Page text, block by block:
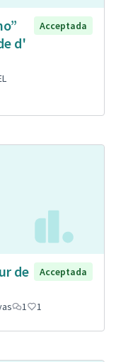
d'
Acceptada
de
Acceptada
1 1